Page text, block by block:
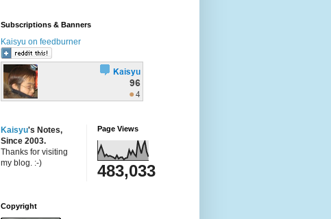
Subscriptions & Banners
Kaisyu on feedburner
Kaisyu's Notes,
Since 2003.
Thanks for visiting
my blog. :-)
Page Views
483,033
Copyright